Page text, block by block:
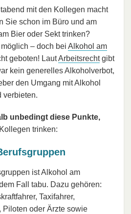
mit den Kollegen macht
Sie schon im Büro und am
Bier oder Sekt trinken?
– doch bei Alkohol am
geboten! LautArbeitsrechtgibt
kein generelles Alkoholverbot,
den Umgang mit Alkohol
verbieten.
unbedingt diese Punkte,
trinken:
ist Alkohol am
Fall tabu. Dazu gehören:
Taxifahrer,
Piloten oder Ärzte sowie